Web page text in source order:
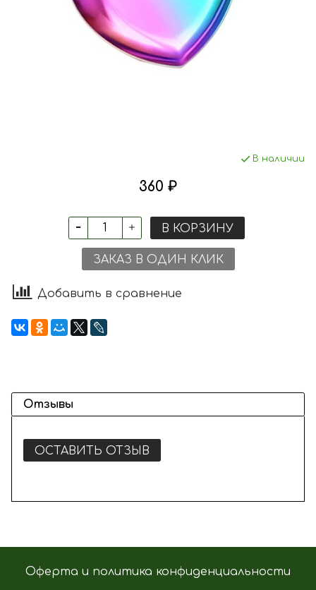
В наличии
360 ₽
В КОРЗИНУ
ЗАКАЗ В ОДИН КЛИК
Добавить в сравнение
Отзывы
ОСТАВИТЬ ОТЗЫВ
Оферта и политика конфиденциальности